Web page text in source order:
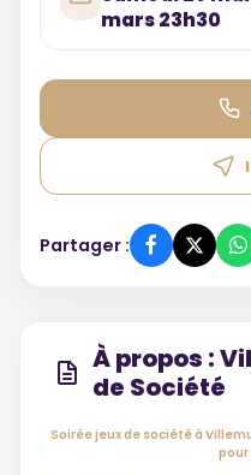
mars 23h30
Partager :
À propos :
de Société
Soirée jeux de société à
pour